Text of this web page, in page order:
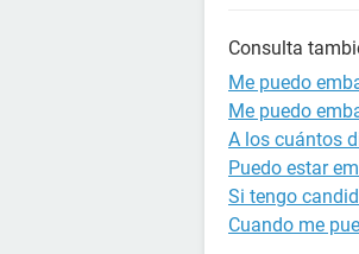
Consulta
Me puedo
Me puedo
A los cuántos
Puedo estar
Si tengo
Cuando me